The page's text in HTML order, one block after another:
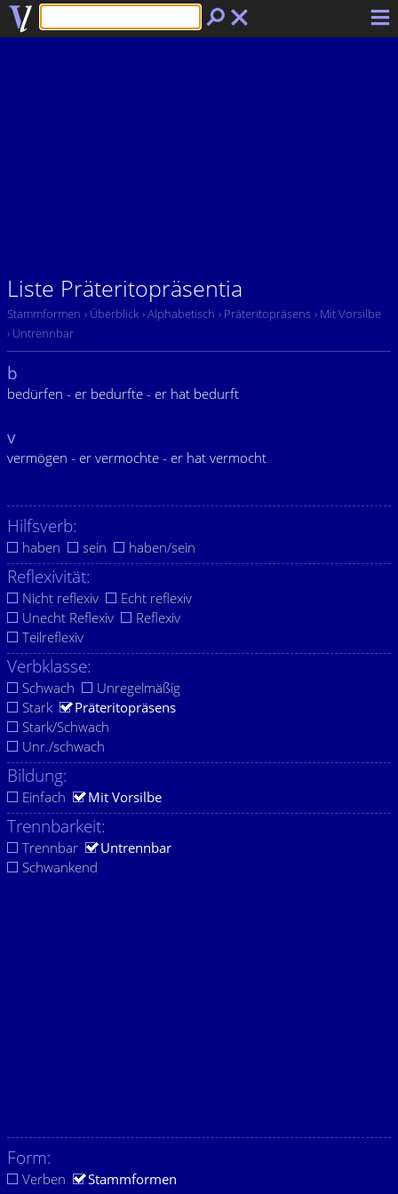
Liste Präteritopräsentia
Stammformen › Überblick › Alphabetisch › Präteritopräsens › Mit Vorsilbe
› Untrennbar
b
bedürfen - er bedurfte - er hat bedurft
v
vermögen - er vermochte - er hat vermocht
Hilfsverb:
haben sein haben/sein
Reflexivität:
Nicht reflexiv
Echt reflexiv
Unecht Reflexiv
Reflexiv
Teilreflexiv
Verbklasse:
Schwach
Unregelmäßig
Stark
Präteritopräsens
Stark/Schwach
Unr./schwach
Bildung:
Einfach Mit Vorsilbe
Trennbarkeit:
Trennbar
Untrennbar
Schwankend
Form:
Verben Stammformen